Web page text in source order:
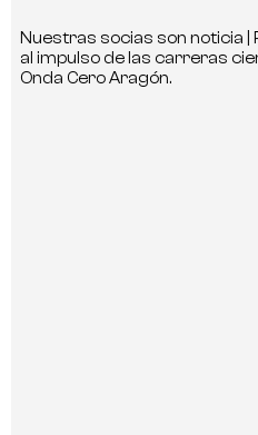
Nuestras socias son noticia |
al impulso de las carreras
Onda Cero Aragón.